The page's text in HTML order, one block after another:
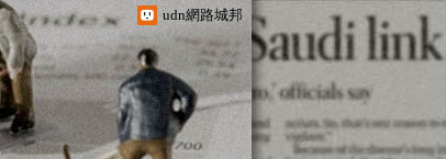
udn網路城邦